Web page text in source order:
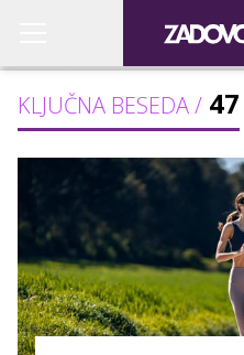
KLJUČNA BESEDA / 47